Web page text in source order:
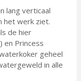
lang verticaal
het werk ziet.
de hier
en Princess
geheel
in alle